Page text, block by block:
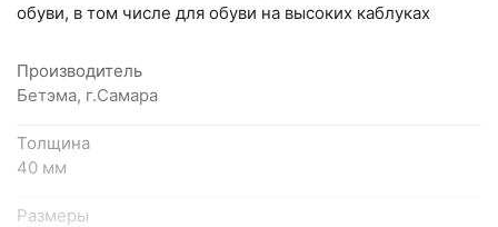
Преображенка, улица Ленинская, 75 (вывеска "Мир
пн-пт с 9:00 до 18:00, сб с 10:00 до 16:00
+7 (846) 215-18-18
+7 (993) 993-77-44
обуви, в том числе для обуви на высоких каблуках
Производитель
Бетэма, г.Самара
Толщина
40 мм
Размеры